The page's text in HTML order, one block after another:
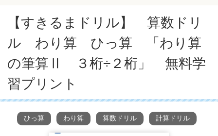
【すきるまドリル】 算数ドリ
ル わり算 ひっ算 「わり算
の筆算Ⅱ ３桁÷２桁」 無料学
習プリント
ひっ算 わり算 算数ドリル 計算ドリル